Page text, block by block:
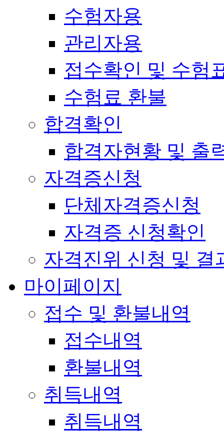
수험자용
관리자용
접수확인 및 수험
수험료 환불
합격확인
합격자현황 및 출
자격증신청
단체자격증신청
자격증 신청확인
자격진위 신청 및 결
마이페이지
접수 및 환불내역
접수내역
환불내역
취득내역
취득내역